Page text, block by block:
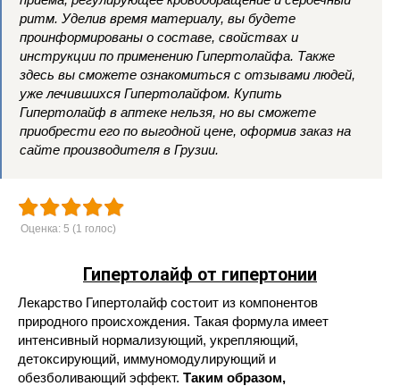
ритм. Уделив время материалу, вы будете
проинформированы о составе, свойствах и
инструкции по применению Гипертолайфа. Также
здесь вы сможете ознакомиться с отзывами людей,
уже лечившихся Гипертолайфом. Купить
Гипертолайф в аптеке нельзя, но вы сможете
приобрести его по выгодной цене, оформив заказ на
сайте производителя в Грузии.
Оценка: 5 (1 голос)
Гипертолайф от гипертонии
Лекарство Гипертолайф состоит из компонентов
природного происхождения. Такая формула имеет
интенсивный нормализующий, укрепляющий,
детоксирующий, иммуномодулирующий и
обезболивающий эффект. Таким образом,